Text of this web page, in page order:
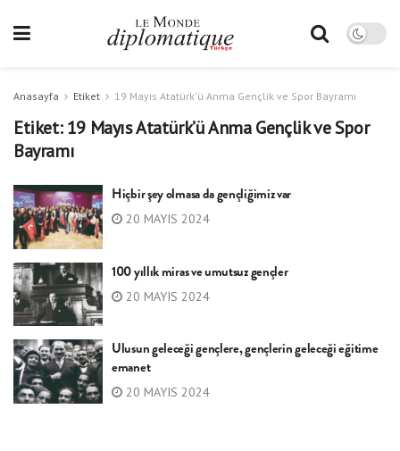
Anasayfa Etiket 19 Mayıs Atatürk'ü Anma Gençlik ve Spor Bayramı
Etiket:19 Mayıs Atatürk’ü Anma Gençlik ve Spor
Bayramı
Hiçbir şey olmasa da gençliğimiz var
20 MAYIS 2024
100 yıllık miras ve umutsuz gençler
20 MAYIS 2024
Ulusun geleceği gençlere, gençlerin geleceği eğitime
emanet
20 MAYIS 2024